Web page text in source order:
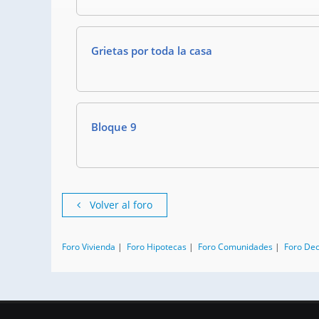
Grietas por toda la casa
Bloque 9
Volver al foro
Foro Vivienda | Foro Hipotecas | Foro Comunidades | Foro